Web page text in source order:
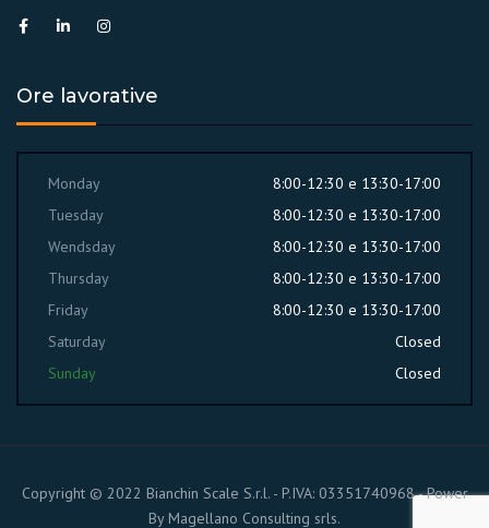
Ore lavorative
Monday
8:00-12:30 e 13:30-17:00
Tuesday
8:00-12:30 e 13:30-17:00
Wendsday
8:00-12:30 e 13:30-17:00
Thursday
8:00-12:30 e 13:30-17:00
Friday
8:00-12:30 e 13:30-17:00
Saturday
Closed
Sunday
Closed
Copyright © 2022 Bianchin Scale S.r.l. - P.IVA: 03351740968 - Power
ByMagellano Consulting srls.